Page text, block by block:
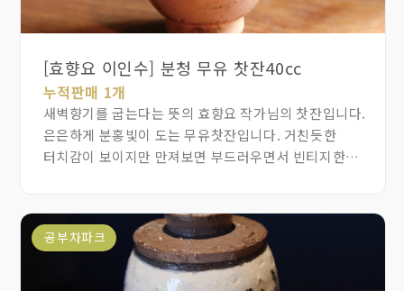
[효향요 이인수] 분청 무유 찻잔40cc
누적판매 1개
새벽향기를 굽는다는 뜻의 효향요 작가님의 찻잔입니다.
은은하게 분홍빛이 도는 무유찻잔입니다. 거친듯한
터치감이 보이지만 만져보면 부드러우면서 빈티지한
공부차파크